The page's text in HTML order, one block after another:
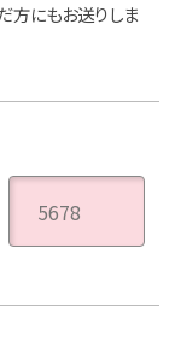
方にもお送りしま